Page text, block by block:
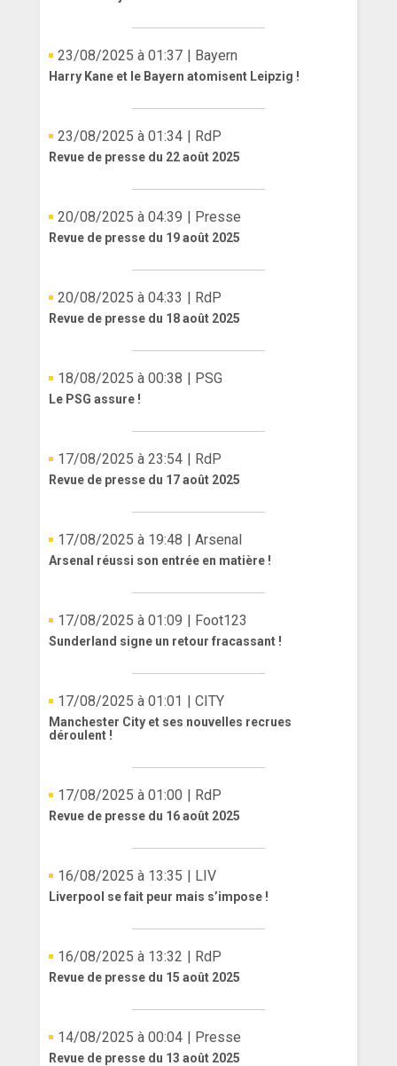
23/08/2025 à 01:37 | Bayern
Harry Kane et le Bayern atomisent Leipzig !
23/08/2025 à 01:34 | RdP
Revue de presse du 22 août 2025
20/08/2025 à 04:39 | Presse
Revue de presse du 19 août 2025
20/08/2025 à 04:33 | RdP
Revue de presse du 18 août 2025
18/08/2025 à 00:38 | PSG
Le PSG assure !
17/08/2025 à 23:54 | RdP
Revue de presse du 17 août 2025
17/08/2025 à 19:48 | Arsenal
Arsenal réussi son entrée en matière !
17/08/2025 à 01:09 | Foot123
Sunderland signe un retour fracassant !
17/08/2025 à 01:01 | CITY
Manchester City et ses nouvelles recrues
déroulent !
17/08/2025 à 01:00 | RdP
Revue de presse du 16 août 2025
16/08/2025 à 13:35 | LIV
Liverpool se fait peur mais s’impose !
16/08/2025 à 13:32 | RdP
Revue de presse du 15 août 2025
14/08/2025 à 00:04 | Presse
Revue de presse du 13 août 2025